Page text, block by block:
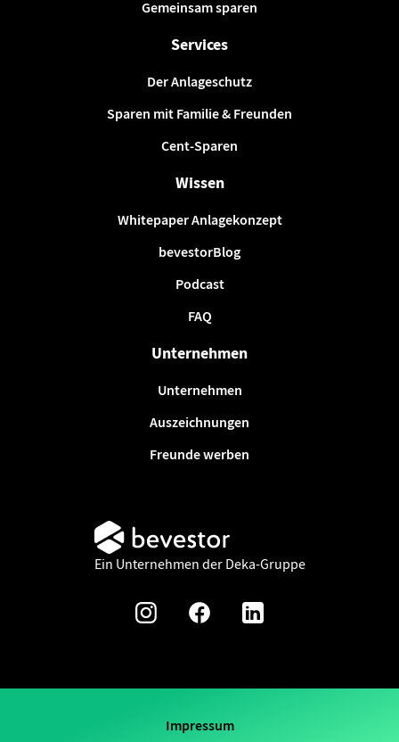
Gemeinsam sparen
Services
Der Anlageschutz
Sparen mit Familie & Freunden
Cent-Sparen
Wissen
Whitepaper Anlagekonzept
bevestorBlog
Podcast
FAQ
Unternehmen
Unternehmen
Auszeichnungen
Freunde werben
Ein Unternehmen der Deka-Gruppe
Impressum